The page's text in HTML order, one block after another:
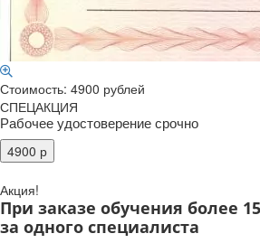
Стоимость: 4900 рублей
СПЕЦАКЦИЯ
Рабочее удостоверение срочно
Акция!
При заказе обучения более
за одного специалиста